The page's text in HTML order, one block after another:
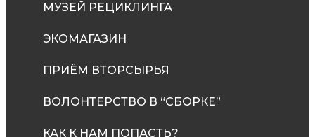
МУЗЕЙ РЕЦИКЛИНГА
ЭКОМАГАЗИН
ПРИЁМ ВТОРСЫРЬЯ
ВОЛОНТЕРСТВО В “СБОРКЕ”
КАК К НАМ ПОПАСТЬ?